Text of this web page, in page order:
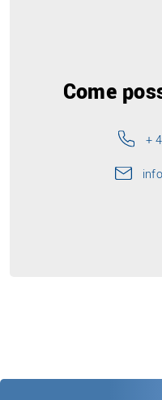
Come
+